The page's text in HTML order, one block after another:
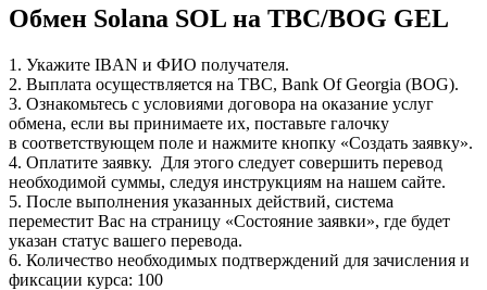
Обмен Solana SOL на TBC/BOG GEL
1. Укажите IBAN и ФИО получателя.
2. Выплата осуществляется на TBC, Bank Of Georgia (BOG).
3. Ознакомьтесь с условиями договора на оказание услуг
обмена, если вы принимаете их, поставьте галочку
в соответствующем поле и нажмите кнопку «Создать заявку».
4. Оплатите заявку. Для этого следует совершить перевод
необходимой суммы, следуя инструкциям на нашем сайте.
5. После выполнения указанных действий, система
переместит Вас на страницу «Состояние заявки», где будет
указан статус вашего перевода.
6. Количество необходимых подтверждений для зачисления и
фиксации курса: 100